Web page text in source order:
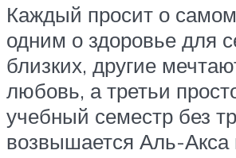
Каждый просит о
одним о здоровье для
близких, другие
любовь, а третьи
учебный семестр без
возвышается Аль-